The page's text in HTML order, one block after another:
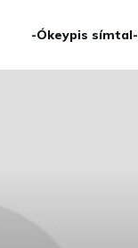
-Ókeypis símtal-